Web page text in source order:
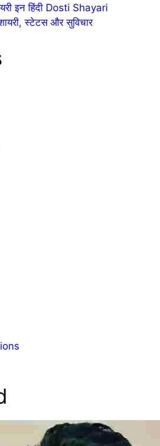
इन हिंदी Dosti Shayari
स्टेटस और सुविचार